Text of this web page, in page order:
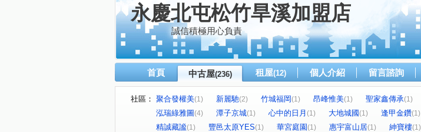
永慶北屯松竹旱溪加盟店
誠信積極用心負責
首頁 中古屋(236) 租屋(12) 個人介紹 留言諮詢
社區： 聚合發權美(1) 新麗馳(2) 竹城福岡(1) 昂峰惟美(1) 聖家鑫傳承(1)
泓瑞綠雅圖(4) 潭子京城(1) 心中的日月 (1) 大地城國(1) 逢甲金鑽(1)
精誠藏謐(1) 豐邑太原YES(1) 華宮庭園(1) 惠宇富山居(1) 紳寶樓(1)